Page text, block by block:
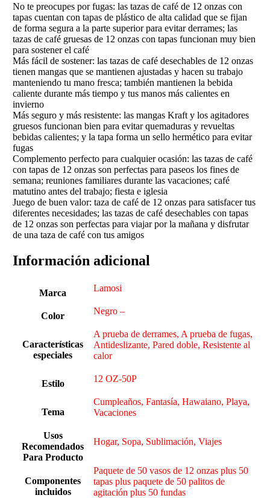
No te preocupes por fugas: las tazas de café de 12 onzas con
tapas cuentan con tapas de plástico de alta calidad que se fijan
de forma segura a la parte superior para evitar derrames; las
tazas de café gruesas de 12 onzas con tapas funcionan muy bien
para sostener el café
Más fácil de sostener: las tazas de café desechables de 12 onzas
tienen mangas que se mantienen ajustadas y hacen su trabajo
manteniendo tu mano fresca; también mantienen la bebida
caliente durante más tiempo y tus manos más calientes en
invierno
Más seguro y más resistente: las mangas Kraft y los agitadores
gruesos funcionan bien para evitar quemaduras y revueltas
bebidas calientes; y la tapa forma un sello hermético para evitar
fugas
Complemento perfecto para cualquier ocasión: las tazas de café
con tapas de 12 onzas son perfectas para paseos los fines de
semana; reuniones familiares durante las vacaciones; café
matutino antes del trabajo; fiesta e iglesia
Juego de buen valor: taza de café de 12 onzas para satisfacer tus
diferentes necesidades; las tazas de café desechables con tapas
de 12 onzas son perfectas para viajar por la mañana y disfrutar
de una taza de café con tus amigos
Información adicional
Marca Lamosi
Color Negro –
Características
especiales
A prueba de derrames, A prueba de fugas,
Antideslizante, Pared doble, Resistente al
calor
Estilo 12 OZ-50P
Tema
Cumpleaños, Fantasía, Hawaiano, Playa,
Vacaciones
Usos
Recomendados
Para Producto
Hogar, Sopa, Sublimación, Viajes
Componentes
incluidos
Paquete de 50 vasos de 12 onzas plus 50
tapas plus paquete de 50 palitos de
agitación plus 50 fundas